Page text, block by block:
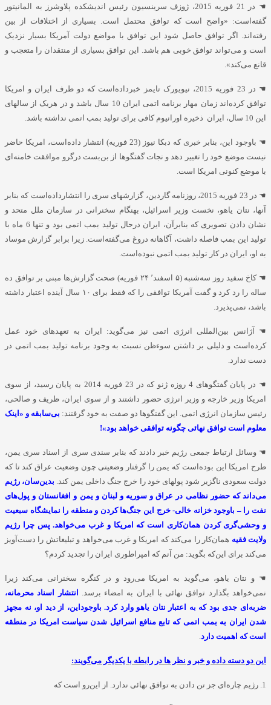
☚
در 21 فوریه 2015، ژوزف سرینسیون رئیس اندیشکده پلاوشرز به المانیتور
گفته‌است: «واضح است که توافق محتمل است. بسیاری از اختلافات از بین
رفته‌اند. اگر توافق حاصل شود این توافق با مواضع دولت آمریکا بسیار نزدیک
است و می‌تواند توافق خوبی هم باشد. این توافق بسیاری از منتقدان را متعجب و
قانع می‌کند».
☚
در 23 فوریه 2015، نیویورک تایمز خبرداده‌است که دو طرف ایران و امریکا
توافق کرده‌اند زمان مهار برنامه اتمی ایران 10 سال باشد و در هریک از سالهای
این 10 سال، ایران ذخیره اورانیوم کافی برای تولید بمب اتمی نداشته باشد.
☚
باوجود این، بنابر خبری که دبکا نیوز (23 فوریه) انتشار داده‌است، امریکا حاضر
نیست موضع خود را تغییر دهد و نجات گفتگوها از بن‌بست درگرو موافقت خامنه‌ای
با موضع کنونی امریکا است.
☚
در 23 فوریه 2015، روزنامه گاردین، گزارشهای سری را انتشارداده‌است که بنابر
آنها، نتان یاهو، نخست وزیر اسرائیل، بهنگام سخنرانی در سازمان ملل متحد و
نشان دادن تصویری که بنابرآن، ایران درحال تولید بمب اتمی بود و تنها 6 ماه با
تولید این بمب فاصله داشت، آگاهانه دروغ می‌گفته‌است. زیرا برابر گزارش موساد
به او، ایران در کار تولید بمب اتمی نبوده‌است.
☚کاخ سفید روز سه‌شنبه (۵ اسفند٬ ۲۴ فوریه) صحت گزارش‌ها مبنی بر توافق ده
ساله را رد کرد و گفت آمریکا توافقی را که فقط برای ۱۰ سال آینده اعتبار داشته
باشد، نمی‌پذیرد.
☚ آژانس بین‌المللی انرژی اتمی نیز می‌گوید: ایران به تعهدهای خود عمل
کرده‌است و دلیلی بر داشتن سوءظن نسبت به وجود برنامه تولید بمب اتمی در
دست ندارد.
☚
در پایان گفتگوهای 4 روزه ژنو که در 23 فوریه 2014 به پایان رسید، از سوی
امریکا وزیر خارجه و وزیر انرژی حضور داشتند و از سوی ایران، ظریف و صالحی،
رئیس سازمان انرژی اتمی. این گفتگوها دو صفت به خود گرفتند: بی‌سابقه و «اینک
معلوم است توافق نهائی چگونه توافقی خواهد بود»!
☚ وسائل ارتباط جمعی رژیم خبر دادند که بنابر سندی سری از اسناد سری یمن،
طرح امریکا این بوده‌است که یمن را گرفتار وضعیتی چون وضعیت عراق کند تا که
دولت سعودی ناگزیر شود پولهای خود را خرج جنگ داخلی یمن کند. بدین‌سان، رژیم
می‌داند که حضور نظامی در عراق و سوریه و لبنان و یمن و افغانستان و پول‌های
نفت را – باوجود خزانه خالی- خرج این جنگ‌ها کردن و منطقه را نمایشگاه سبعیت
و وحشی‌گری کردن همان‌کاری است که امریکا و غرب می‌خواهد. پس چرا رژیم
ولایت فقیه همان‌کار را می‌کند که امریکا و غرب می‌خواهد و تبلیغاتش را دست‌آویز
می‌کند برای این‌که بگوید: من آنم که امپراطوری ایران را تجدید کردم؟
☚ و نتان یاهو، می‌گوید به امریکا می‌رود و در کنگره سخنرانی می‌کند زیرا
نمی‌خواهد بگذارد توافق نهائی با ایران به امضاء برسد.
انتشار اسناد محرمانه،
ضربه‌ای جدی بود که به اعتبار نتان یاهو وارد کرد. باوجوداین، از دید او، نه مجهز
شدن ایران به بمب اتمی که تابع منافع اسرائیل شدن سیاست امریکا در منطقه‌
است که اهمیت دارد
این دو دسته داده و خبر و نظر ها در رابطه با یکدیگر می‌گویند:
1. رژیم چاره‌ای جز تن دادن به توافق نهائی ندارد. از این‌رو است که